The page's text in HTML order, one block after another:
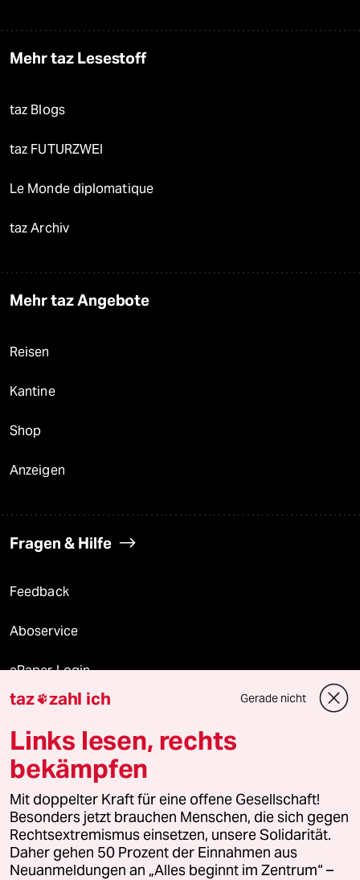
Mehr taz Lesestoff
taz Blogs
taz FUTURZWEI
Le Monde diplomatique
taz Archiv
Mehr taz Angebote
Reisen
Kantine
Shop
Anzeigen
Fragen & Hilfe
Feedback
Aboservice
ePaper Login
Downloads für Abonnierende
© 2026 taz Verlags und Vertriebs GmbH
Alle Rechte vorbehalten. Bei rechtlichen Fragen oder für Genehmigungen
wenden Sie sich bitte an
lizenzen@taz.de
Feedback Redaktionsstatut Kommune-Richtlinien
taz zahl ich Gerade nicht
Links lesen, rechts
bekämpfen
Mit doppelter Kraft für eine offene Gesellschaft!
Besonders jetzt brauchen Menschen, die sich gegen
Rechtsextremismus einsetzen, unsere Solidarität.
Daher gehen 50 Prozent der Einnahmen aus
Neuanmeldungen an „Alles beginnt im Zentrum“ –